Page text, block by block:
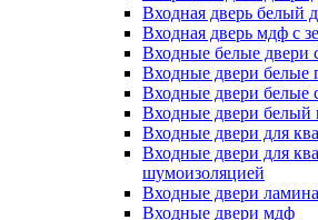
Входная дверь белый
Входная дверь мдф с
Входные белые двери
Входные двери белые
Входные двери белые
Входные двери белый
Входные двери для
Входные двери для
шумоизоляцией
Входные двери
Входные двери мдф